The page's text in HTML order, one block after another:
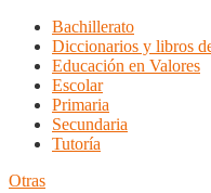
Bachillerato
Diccionarios y libros
Educación en Valores
Escolar
Primaria
Secundaria
Tutoría
Otras